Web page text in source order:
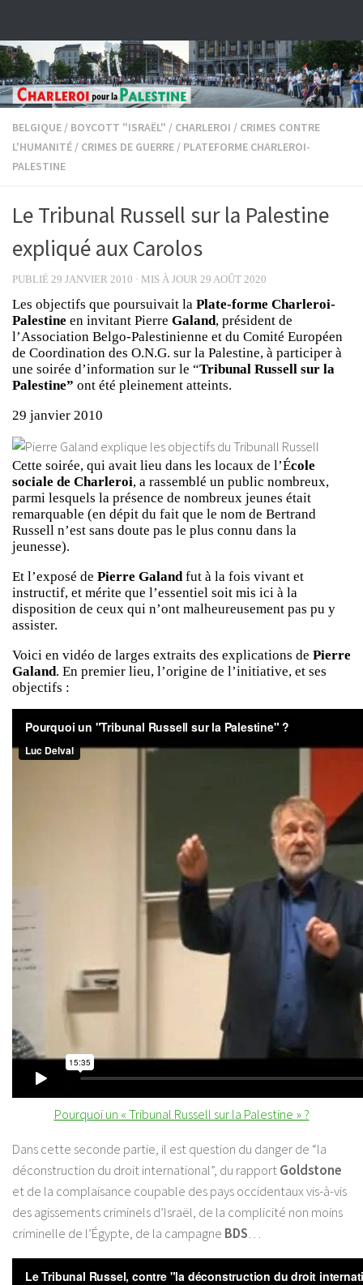
BELGIQUE / BOYCOTT "ISRAËL" / CHARLEROI / CRIMES CONTRE
L'HUMANITÉ / CRIMES DE GUERRE / PLATEFORME CHARLEROI-
PALESTINE
Le Tribunal Russell sur la Palestine
expliqué aux Carolos
PUBLIÉ 29 JANVIER 2010 · MIS À JOUR 29 AOÛT 2020
Les objectifs que poursuivait la Plate-forme Charleroi-
Palestine en invitant Pierre Galand, président de
l’Association Belgo-Palestinienne et du Comité Européen
de Coordination des O.N.G. sur la Palestine, à participer à
une soirée d’information sur le “Tribunal Russell sur la
Palestine” ont été pleinement atteints.
29 janvier 2010
Cette soirée, qui avait lieu dans les locaux de l’École
sociale de Charleroi, a rassemblé un public nombreux,
parmi lesquels la présence de nombreux jeunes était
remarquable (en dépit du fait que le nom de Bertrand
Russell n’est sans doute pas le plus connu dans la
jeunesse).
Et l’exposé de Pierre Galandfut à la fois vivant et
instructif, et mérite que l’essentiel soit mis ici à la
disposition de ceux qui n’ont malheureusement pas pu y
assister.
Voici en vidéo de larges extraits des explications de Pierre
Galand. En premier lieu, l’origine de l’initiative, et ses
objectifs :
Pourquoi un « Tribunal Russell sur la Palestine » ?
Dans cette seconde partie, il est question du danger de “la
déconstruction du droit international”, du rapportGoldstone
et de la complaisance coupable des pays occidentaux vis-à-vis
des agissements criminels d’Israël, de la complicité non moins
criminelle de l’Égypte, de la campagne BDS…